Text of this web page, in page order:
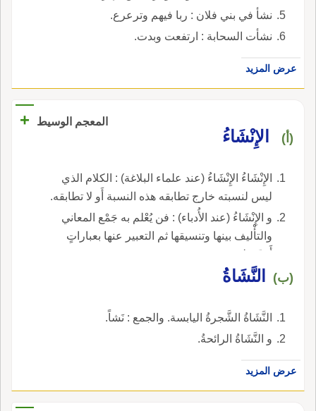
نشأ في بني فلان : ربا فيهم وترعرع.
نشأت السحابة : ارتفعت وبدت.
عرض المزيد
المعجم الوسيط +
(أ) الإِنْشَاءُ
الإِنْشَاءُ الإِنْشَاءُ (عند علماء البلاغة) : الكلام الذي
ليس لنسبته خارج تطابقه هذه النسبة أَو لا تطابقه.
و الإِنْشَاءُ (عند الأُدباء) : فن يُعْلم به جَمْع المعاني
والتأْليف بينها وتنسيقها ثم التعبير عنها بعباراتٍ
أَدبيّة بليغة.
(ب) النَّشَاةُ
النَّشَاةُ الشَّجرةُ اليابسة. والجمع : نَشاً.
و النَّشَاةُ الرائحةُ.
عرض المزيد